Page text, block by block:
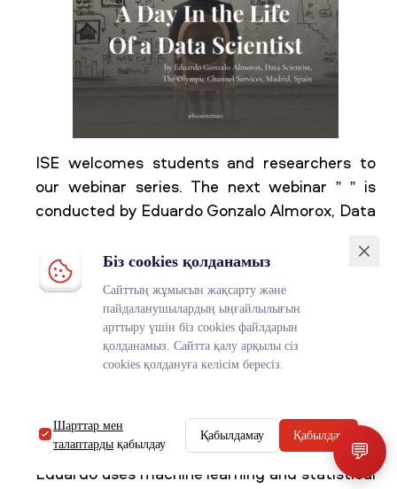
ISE welcomes students and researchers to
our webinar series. The next webinar ” ” is
conducted by Eduardo Gonzalo Almorox, Data
Madrid, Spain.
⠀
Data scientist and economist with more than
12 years of international and multicultural
experience in research and data analytics.
application of (quasi) experimental techniques
to evaluate different types of strategies.
Eduardo uses machine learning and statistical
Біз cookies қолданамыз
Сайттың жұмысын жақсарту және
пайдаланушылардың ыңғайлылығын
арттыру үшін біз cookies файлдарын
қолданамыз. Сайтта қалу арқылы сіз
cookies қолдануға келісім бересіз.
Шарттар мен
талаптарды қабылдау
Қабылдамау Қабылдау
💬